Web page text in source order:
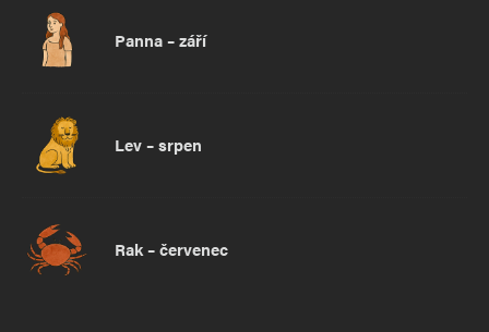
Panna – září
Lev – srpen
Rak – červenec